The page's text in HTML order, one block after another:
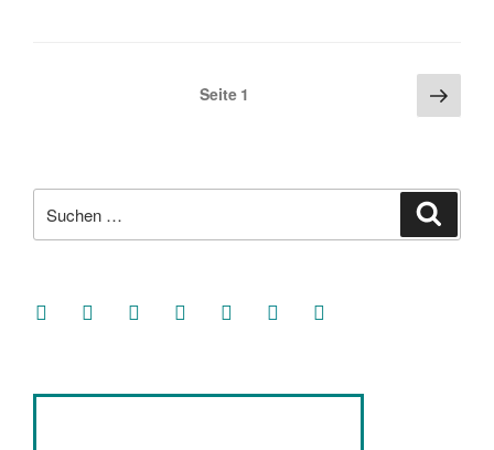
Seitennummerierung
Seite 1
Seite
nach:
facebooksoundcloud
twitter mastodoninstagramthreads goodreads